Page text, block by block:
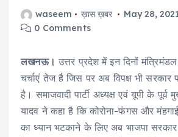
waseem ख़ास ख़बर
May 28,
0 Comments
लखनऊ। उत्तर प्रदेश में इन दिनों
चर्चाएं तेज है जिस पर अब विपक्ष भी सरकार
है। समाजवादी पार्टी अध्यक्ष एवं यूपी के
यादव ने कहा है कि कोरोना-फंगस और
का ध्यान भटकाने के लिए अब भाजपा